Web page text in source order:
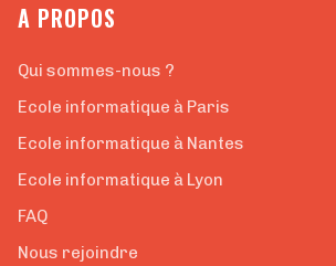
A PROPOS
Qui sommes-nous ?
Ecole informatique à Paris
Ecole informatique à Nantes
Ecole informatique à Lyon
FAQ
Nous rejoindre